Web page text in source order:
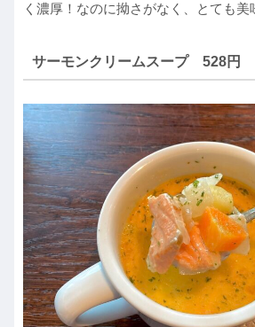
く濃厚！なのに拗さがなく、とても美
サーモンクリームスープ 528円